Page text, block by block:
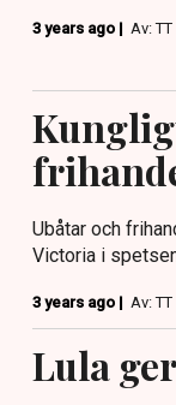
3 years ago | Av: TT
Ubåtar och
Victoria i
3 years ago | Av: TT
Lula